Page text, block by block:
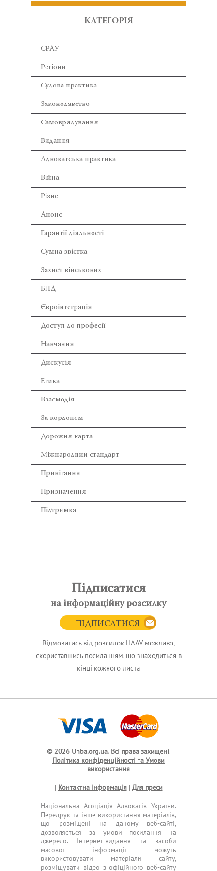
КАТЕГОРІЯ
ЄРАУ
Регіони
Cудова практика
Законодавство
Самоврядування
Видання
Адвокатська практика
Війна
Різне
Анонс
Гарантії діяльності
Сумна звістка
Захист військових
БПД
Євроінтеграція
Доступ до професії
Навчання
Дискусія
Етика
Взаємодія
За кордоном
Дорожня карта
Міжнародний стандарт
Привітання
Призначення
Підтримка
Підписатися
на інформаційну розсилку
ПІДПИСАТИСЯ
Відмовитись від розсилок НААУ можливо,
скориставшись посиланням, що знаходиться в
кінці кожного листа
© 2026 Unba.org.ua. Всі права захищені.
Політика конфіденційності та Умови
використання
| Контактна інформація| Для преси
Національна Асоціація Адвокатів України.
Передрук та інше використання матеріалів,
що розміщені на даному веб-сайті,
дозволяється за умови посилання на
джерело. Інтернет-видання та засоби
масової інформації можуть
використовувати матеріали сайту,
розміщувати відео з офіційного веб-сайту